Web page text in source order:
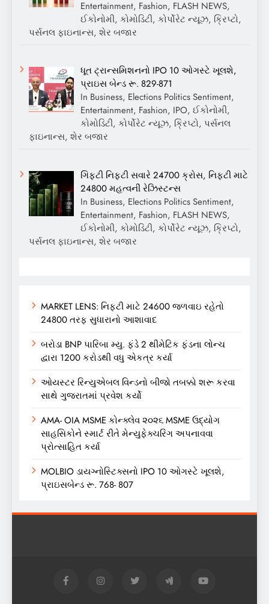
Entertainment, Fashion, FLASH NEWS,
ઈકોનોમી, કોમોડિટી, કોર્પોરેટ ન્યૂઝ, ક્રિપ્ટો,
પર્સનલ ફાઇનાન્સ, શેર બજાર
ધૂત ટ્રાન્સમિશનનો IPO 10 ઓગસ્ટે ખૂલશે,
પ્રાઇસ બેન્ડ રૂ. 829-871
In Business, Elections Politics Sentiment,
Entertainment, Fashion, IPO, ઈકોનોમી,
કોમોડિટી, કોર્પોરેટ ન્યૂઝ, ક્રિપ્ટો, પર્સનલ
ફાઇનાન્સ, શેર બજાર
ગિફ્ટી નિફ્ટી સવારે 24700 ક્રોસ, નિફ્ટી માટે
24800 મહત્વની રેઝિસ્ટન્સ
In Business, Elections Politics Sentiment,
Entertainment, Fashion, FLASH NEWS,
ઈકોનોમી, કોમોડિટી, કોર્પોરેટ ન્યૂઝ, ક્રિપ્ટો,
પર્સનલ ફાઇનાન્સ, શેર બજાર
MARKET LENS: નિફ્ટી માટે 24600 જળવાઇ રહેતો
24800 તરફ સુધારાનો આશાવાદ
બરોડા BNP પારિબા મ્યુ. ફંડે 2 થીમેટિક ફંડના લોન્ચ
દ્વારા 1200 કરોડથી વધુ એકત્ર કર્યા
ઓયસ્ટર રિન્યુએબલ વિન્ડનો બીજો તબક્કો શરૂ કરવા
સાથે ગુજરાતમાં પ્રવેશ કર્યો
AMA- OIA MSME કોન્ક્લેવ ૨૦૨૬ MSME ઉદ્યોગ
સાહસિકોને સ્માર્ટ રીતે મેન્યુફેક્ચરિંગ અપનાવવા
પ્રોત્સાહિત કર્યા
MOLBIO ડાયગ્નોસ્ટિક્સનો IPO 10 ઓગસ્ટે ખૂલશે,
પ્રાઇસબેન્ડ રૂ. 768- 807